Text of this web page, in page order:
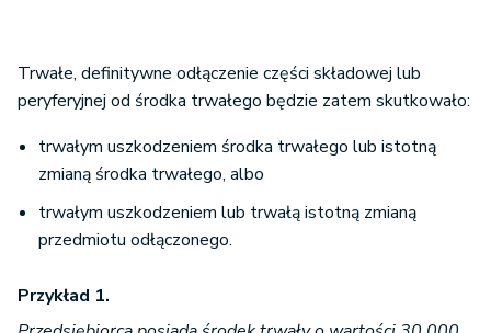
Trwałe, definitywne odłączenie części składowej lub
peryferyjnej od środka trwałego będzie zatem skutkowało:
trwałym uszkodzeniem środka trwałego lub istotną
zmianą środka trwałego, albo
trwałym uszkodzeniem lub trwałą istotną zmianą
przedmiotu odłączonego.
Przykład 1.